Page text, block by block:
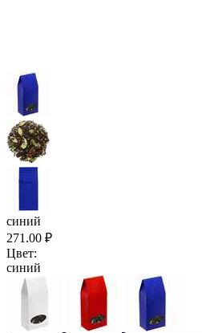
синий
271.00 ₽
Цвет:
синий